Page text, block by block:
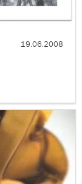
19.06.2008